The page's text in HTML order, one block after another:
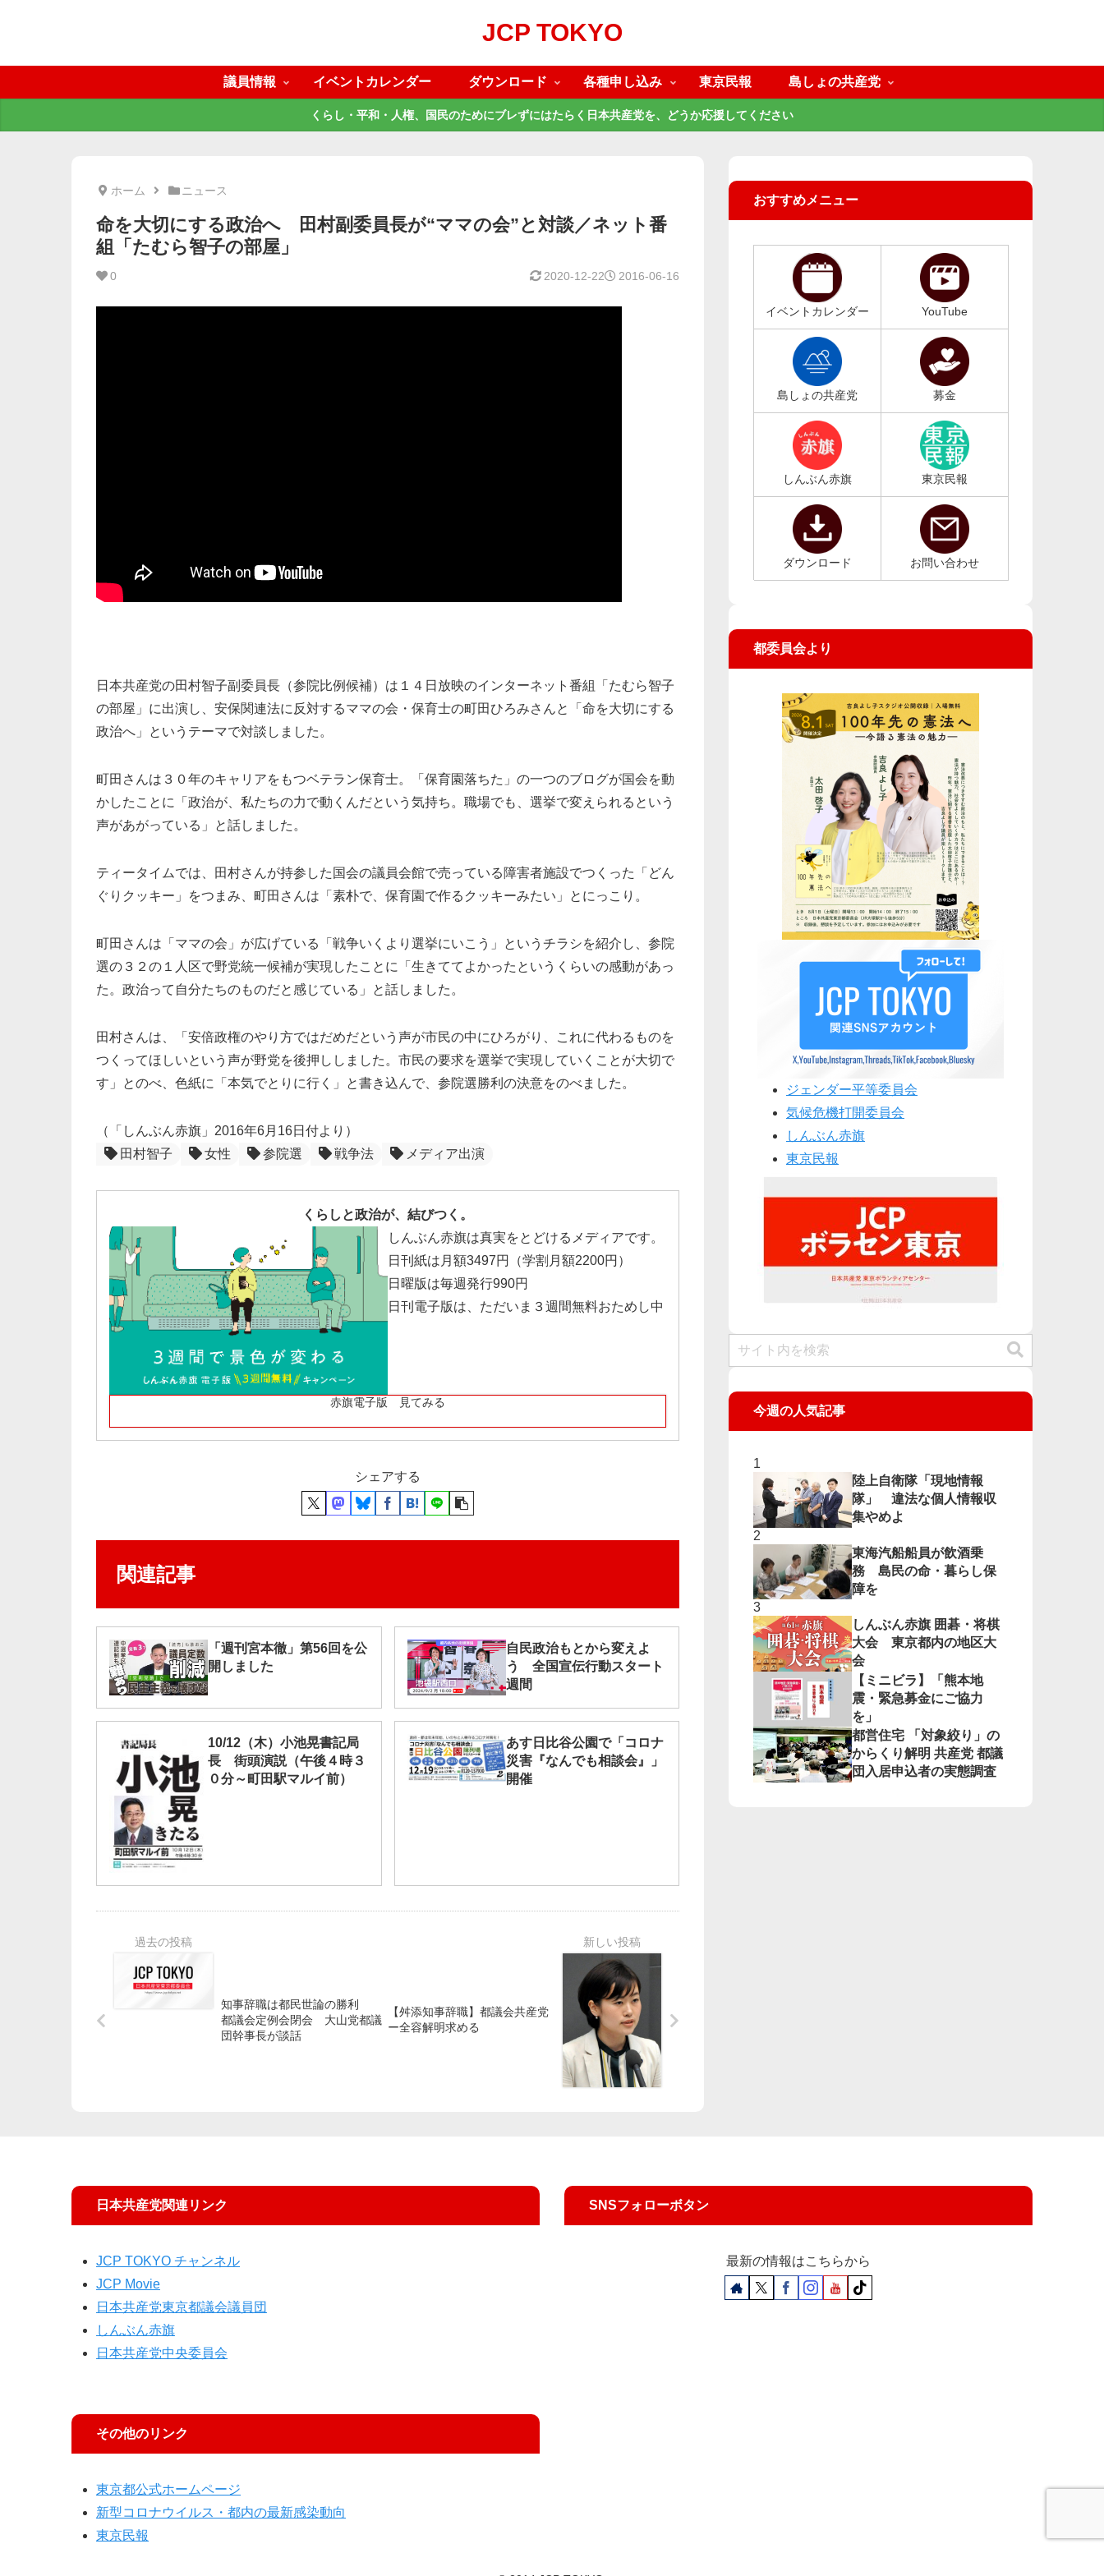
JCP TOKYO
議員情報 イベントカレンダー ダウンロード 各種申し込み 東京民報 島しょの共産党
くらし・平和・人権、国民のためにブレずにはたらく日本共産党を、どうか応援してください
ホーム ニュース
命を大切にする政治へ 田村副委員長が“ママの会”と対談／ネット番
組「たむら智子の部屋」
0 2016-06-16
2020-12-22
日本共産党の田村智子副委員長（参院比例候補）は１４日放映のインターネット番組「たむら智子
の部屋」に出演し、安保関連法に反対するママの会・保育士の町田ひろみさんと「命を大切にする
政治へ」というテーマで対談しました。
町田さんは３０年のキャリアをもつベテラン保育士。「保育園落ちた」の一つのブログが国会を動
かしたことに「政治が、私たちの力で動くんだという気持ち。職場でも、選挙で変えられるという
声があがっている」と話しました。
ティータイムでは、田村さんが持参した国会の議員会館で売っている障害者施設でつくった「どん
ぐりクッキー」をつまみ、町田さんは「素朴で、保育園で作るクッキーみたい」とにっこり。
町田さんは「ママの会」が広げている「戦争いくより選挙にいこう」というチラシを紹介し、参院
選の３２の１人区で野党統一候補が実現したことに「生きててよかったというくらいの感動があっ
た。政治って自分たちのものだと感じている」と話しました。
田村さんは、「安倍政権のやり方ではだめだという声が市民の中にひろがり、これに代わるものを
つくってほしいという声が野党を後押ししました。市民の要求を選挙で実現していくことが大切で
す」とのべ、色紙に「本気でとりに行く」と書き込んで、参院選勝利の決意をのべました。
（「しんぶん赤旗」2016年6月16日付より）
田村智子
女性 参院選 戦争法 メディア出演
くらしと政治が、結びつく。
しんぶん赤旗は真実をとどけるメディアです。
日刊紙は月額3497円（学割月額2200円）
日曜版は毎週発行990円
日刊電子版は、ただいま３週間無料おためし中
赤旗電子版 見てみる
シェアする
関連記事
「週刊宮本徹」第56回を公
開しました
自民政治もとから変えよ
う 全国宣伝行動スタート
週間
10/12（木）小池晃書記局
長 街頭演説（午後４時３
０分～町田駅マルイ前）
あす日比谷公園で「コロナ
災害『なんでも相談会』」
開催
知事辞職は都民世論の勝利
都議会定例会閉会 大山党都議
団幹事長が談話
【舛添知事辞職】都議会共産党
ー全容解明求める
おすすめメニュー
イベントカレンダー YouTube
島しょの共産党 募金
しんぶん赤旗 東京民報
ダウンロード お問い合わせ
都委員会より
ジェンダー平等委員会
気候危機打開委員会
しんぶん赤旗
東京民報
今週の人気記事
陸上自衛隊「現地情報
隊」 違法な個人情報収
集やめよ
東海汽船船員が飲酒乗
務 島民の命・暮らし保
障を
しんぶん赤旗 囲碁・将棋
大会 東京都内の地区大
会
【ミニビラ】「熊本地
震・緊急募金にご協力
を」
都営住宅 「対象絞り」の
からくり解明 共産党 都議
団入居申込者の実態調査
日本共産党関連リンク
JCP TOKYO チャンネル
JCP Movie
日本共産党東京都議会議員団
しんぶん赤旗
日本共産党中央委員会
その他のリンク
東京都公式ホームページ
新型コロナウイルス・都内の最新感染動向
東京民報
SNSフォローボタン
最新の情報はこちらから